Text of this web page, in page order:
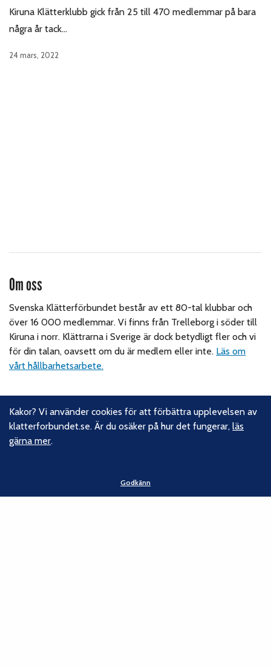
Kiruna Klätterklubb gick från 25 till 470 medlemmar på bara
några år tack…
24 mars, 2022
Om oss
Svenska Klätterförbundet består av ett 80-tal klubbar och
över 16 000 medlemmar. Vi finns från Trelleborg i söder till
Kiruna i norr. Klättrarna i Sverige är dock betydligt fler och vi
för din talan, oavsett om du är medlem eller inte. Läs om
vårt hållbarhetsarbete.
Följ oss
Facebook
Instagram
Kakor? Vi använder cookies för att förbättra upplevelsen av
klatterforbundet.se. Är du osäker på hur det fungerar,läs
gärna mer.
Godkänn